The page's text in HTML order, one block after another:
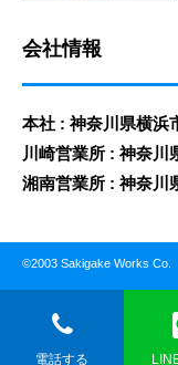
会社情報
本社 : 神奈川県横浜
川崎営業所 : 神奈川
湘南営業所 : 神奈川
©2003 Sakigake Works Co.
電話する